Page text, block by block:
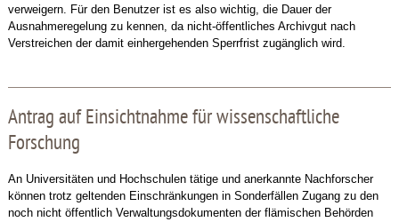
verweigern. Für den Benutzer ist es also wichtig, die Dauer der
Ausnahmeregelung zu kennen, da nicht-öffentliches Archivgut nach
Verstreichen der damit einhergehenden Sperrfrist zugänglich wird.
Antrag auf Einsichtnahme für wissenschaftliche
Forschung
An Universitäten und Hochschulen tätige und anerkannte Nachforscher
können trotz geltenden Einschränkungen in Sonderfällen Zugang zu den
noch nicht öffentlich Verwaltungsdokumenten der flämischen Behörden